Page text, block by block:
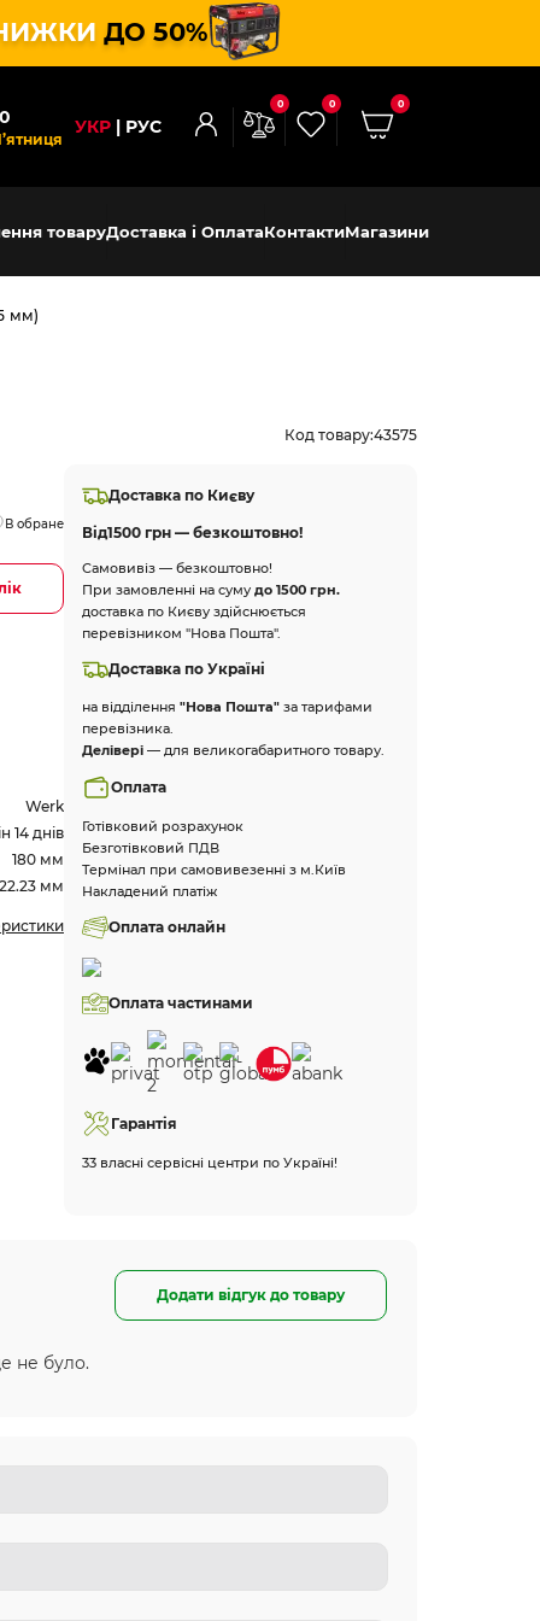
ДО 50%
УКР РУС
0 0 0
товаруДоставка і ОплатаКонтактиМагазини
мм)
Код товару:43575
В обране
Werk
14 днів
180 мм
22.23 мм
Доставка по Києву
Від1500 грн — безкоштовно!
Самовивіз — безкоштовно!
При замовленні на сумудо 1500 грн.
доставка по Києву здійснюється
перевізником "Нова Пошта".
Доставка по Україні
на відділення"Нова Пошта"за тарифами
перевізника.
Делівері — для великогабаритного товару.
Оплата
Готівковий розрахунок
Безготівковий ПДВ
Термінал при самовивезенні з м.Київ
Накладений платіж
Оплата онлайн
Оплата частинами
Гарантія
33 власні сервісні центри по Україні!
Додати відгук до товару
не було.